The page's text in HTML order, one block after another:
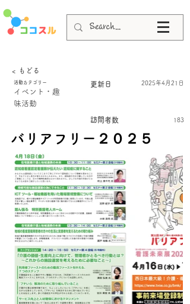
< もどる
活動カテゴリー
イベント・趣
味活動
更新日 2025年4月21日
訪問者数 183
バリアフリー２０２５